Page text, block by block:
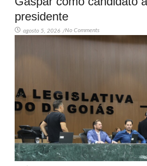
presidente
agosto 5, 2026 /No Comments